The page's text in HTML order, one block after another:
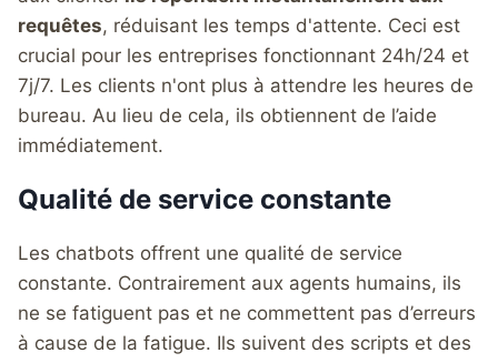
requêtes, réduisant les temps d'attente. Ceci est
crucial pour les entreprises fonctionnant 24h/24 et
7j/7. Les clients n'ont plus à attendre les heures de
bureau. Au lieu de cela, ils obtiennent de l’aide
immédiatement.
Qualité de service constante
Les chatbots offrent une qualité de service
constante. Contrairement aux agents humains, ils
ne se fatiguent pas et ne commettent pas d’erreurs
à cause de la fatigue. Ils suivent des scripts et des